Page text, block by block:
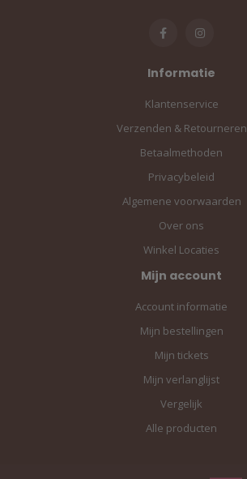
Informatie
Klantenservice
Verzenden & Retourneren
Betaalmethoden
Privacybeleid
Algemene voorwaarden
Over ons
Winkel Locaties
Mijn account
Account informatie
Mijn bestellingen
Mijn tickets
Mijn verlanglijst
Vergelijk
Alle producten